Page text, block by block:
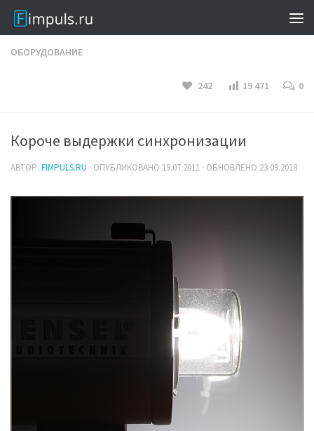
ОБОРУДОВАНИЕ
0
19 471
242
Короче выдержки синхронизации
АВТОР: FIMPULS.RU · ОПУБЛИКОВАНО 19.07.2011 · ОБНОВЛЕНО 23.09.2018